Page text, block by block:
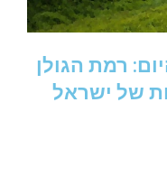
רמת הגולן
של ישראל